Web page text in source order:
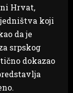
Hrvat,
koji
da je
srpskog
dokazao